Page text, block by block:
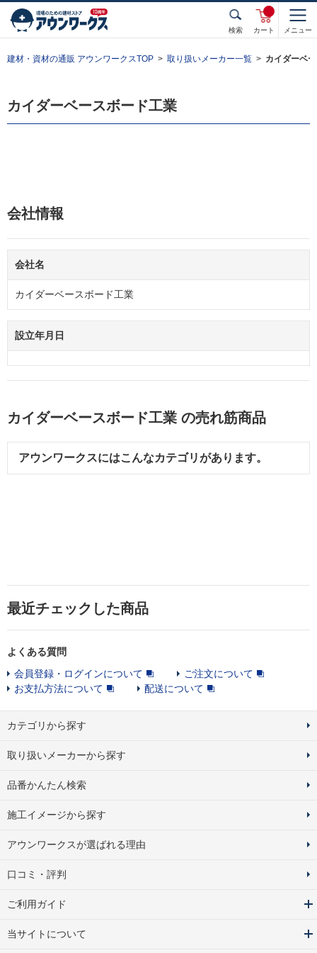
検索 カート メニュー
建材・資材の通販 アウンワークスTOP 取り扱いメーカー一覧 カイダーベ
カイダーベースボード工業
会社情報
会社名
カイダーベースボード工業
設立年月日
カイダーベースボード工業 の売れ筋商品
アウンワークスにはこんなカテゴリがあります。
最近チェックした商品
よくある質問
会員登録・ログインについて
ご注文について
お支払方法について
配送について
カテゴリから探す
取り扱いメーカーから探す
品番かんたん検索
施工イメージから探す
アウンワークスが選ばれる理由
口コミ・評判
ご利用ガイド
当サイトについて